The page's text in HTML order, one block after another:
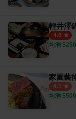
輕井澤
4.6
均消 $250
家園藝
4.1
均消 $500